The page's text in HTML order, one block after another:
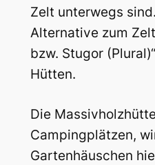
Zelt unterwegs
Alternative zum
bzw. Stugor
Hütten.
Die
Campingplätzen,
Gartenhäuschen